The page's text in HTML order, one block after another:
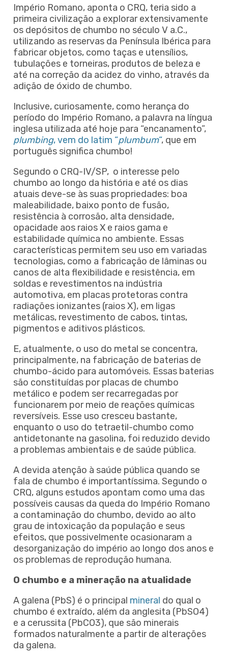
Império Romano, aponta o CRQ, teria sido a
primeira civilização a explorar extensivamente
os depósitos de chumbo no século V a.C.,
utilizando as reservas da Península Ibérica para
fabricar objetos, como taças e utensílios,
tubulações e torneiras, produtos de beleza e
até na correção da acidez do vinho, através da
adição de óxido de chumbo.
Inclusive, curiosamente, como herança do
período do Império Romano, a palavra na língua
inglesa utilizada até hoje para “encanamento”,
plumbing, vem do latim “plumbum“, que em
português significa chumbo!
Segundo o CRQ-IV/SP, o interesse pelo
chumbo ao longo da história e até os dias
atuais deve-se às suas propriedades: boa
maleabilidade, baixo ponto de fusão,
resistência à corrosão, alta densidade,
opacidade aos raios X e raios gama e
estabilidade química no ambiente. Essas
características permitem seu uso em variadas
tecnologias, como a fabricação de lâminas ou
canos de alta flexibilidade e resistência, em
soldas e revestimentos na indústria
automotiva, em placas protetoras contra
radiações ionizantes (raios X), em ligas
metálicas, revestimento de cabos, tintas,
pigmentos e aditivos plásticos.
E, atualmente, o uso do metal se concentra,
principalmente, na fabricação de baterias de
chumbo-ácido para automóveis. Essas baterias
são constituídas por placas de chumbo
metálico e podem ser recarregadas por
funcionarem por meio de reações químicas
reversíveis. Esse uso cresceu bastante,
enquanto o uso do tetraetil-chumbo como
antidetonante na gasolina, foi reduzido devido
a problemas ambientais e de saúde pública.
A devida atenção à saúde pública quando se
fala de chumbo é importantíssima. Segundo o
CRQ, alguns estudos apontam como uma das
possíveis causas da queda do Império Romano
a contaminação do chumbo, devido ao alto
grau de intoxicação da população e seus
efeitos, que possivelmente ocasionaram a
desorganização do império ao longo dos anos e
os problemas de reprodução humana.
O chumbo e a mineração na atualidade
A galena (PbS) é o principal mineral do qual o
chumbo é extraído, além da anglesita (PbSO4)
e a cerussita (PbCO3), que são minerais
formados naturalmente a partir de alterações
da galena.